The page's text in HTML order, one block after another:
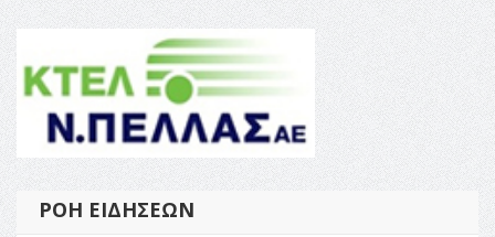
ΡΟΉ ΕΙΔΉΣΕΩΝ